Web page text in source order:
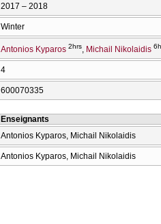
2017 – 2018
Winter
Antonios Kyparos 2hrs Michail Nikolaidis
4
600070335
Enseignants
Antonios Kyparos, Michail Nikolaidis
Antonios Kyparos, Michail Nikolaidis